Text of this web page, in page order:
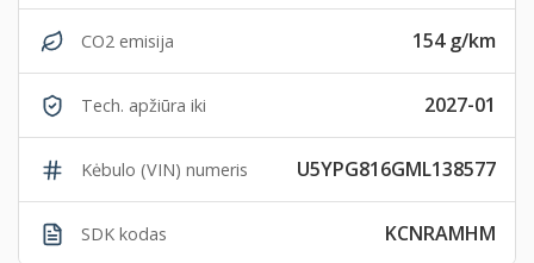
CO2 emisija 154 g/km
Tech. apžiūra iki 2027-01
Kėbulo (VIN) numeris U5YPG816GML138577
SDK kodas KCNRAMHM